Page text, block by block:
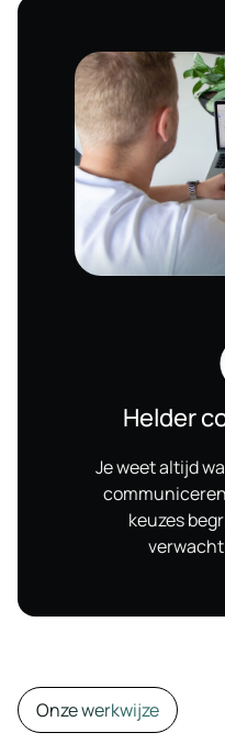
Helder
Je weet altijd
keuzes
Onze werkwijze